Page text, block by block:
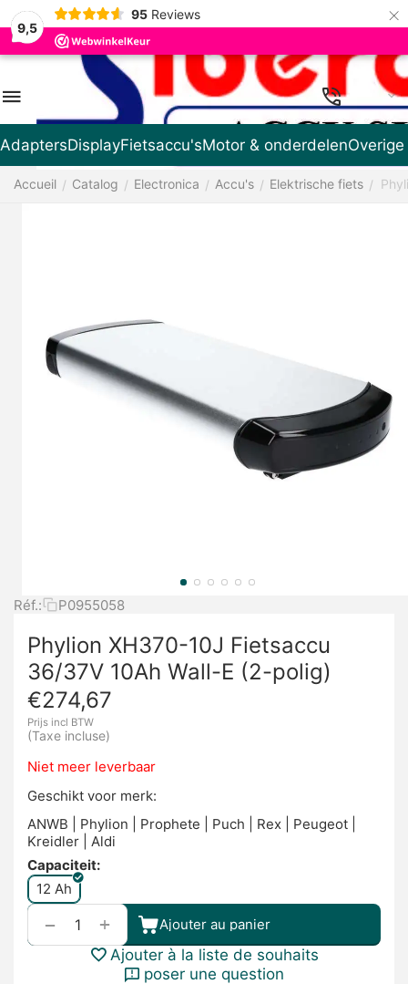
9,5
95 Reviews ×
FR
AdaptersDisplayFietsaccu'sMotor & onderdelen
Accueil / Catalog / Electronica / Accu's / Elektrische fiets /
Réf.: P0955058
Phylion XH370-10J Fietsaccu
36/37V 10Ah Wall-E (2-polig)
€274,67
Prijs incl BTW
(Taxe incluse)
Niet meer leverbaar
Geschikt voor merk:
ANWB | Phylion | Prophete | Puch | Rex | Peugeot |
Kreidler | Aldi
Capaciteit:
12 Ah
+
− Ajouter au panier
Ajouter à la liste de souhaits
poser une question